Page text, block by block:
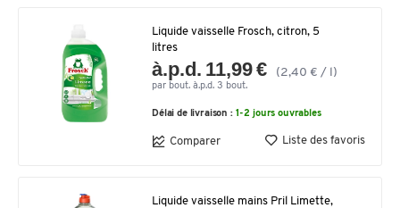
Liquide vaisselle Frosch, citron, 5
litres
à.p.d. 11,99 € (2,40 € / l)
par bout. à.p.d. 3 bout.
Délai de livraison : 1-2 jours ouvrables
Comparer Liste des favoris
Liquide vaisselle mains Pril Limette,